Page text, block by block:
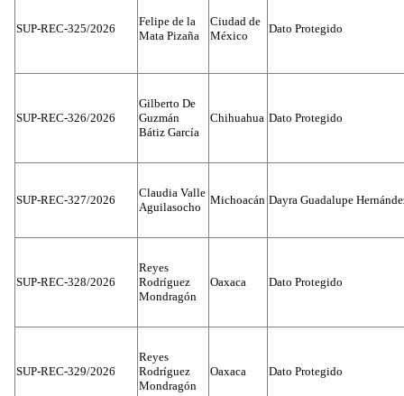
SUP-REC-325/2026
Felipe de la
Mata Pizaña
Ciudad de
México
Dato Protegido
SUP-REC-326/2026
Gilberto De
Guzmán
Bátiz García
Chihuahua Dato Protegido
SUP-REC-327/2026
Claudia Valle
Aguilasocho
Michoacán Dayra Guadalupe
SUP-REC-328/2026
Reyes
Rodríguez
Mondragón
Oaxaca Dato Protegido
SUP-REC-329/2026
Reyes
Rodríguez
Mondragón
Oaxaca Dato Protegido